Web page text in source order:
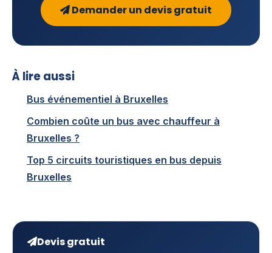
Demander un devis gratuit
À lire aussi
Bus événementiel à Bruxelles
Combien coûte un bus avec chauffeur à
Bruxelles ?
Top 5 circuits touristiques en bus depuis
Bruxelles
Devis gratuit